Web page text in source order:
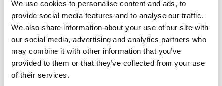
We use cookies to personalise content and ads, to
provide social media features and to analyse our traffic.
We also share information about your use of our site with
our social media, advertising and analytics partners who
may combine it with other information that you’ve
provided to them or that they’ve collected from your use
of their services.
Oplysninger om fremstilling
Registreret varemærke: Thule Sweden AB
Producentens navn: Thule Sverige
Producentens adresse: Borggatan 5, 335 73 Hillerstorp,
Sverige